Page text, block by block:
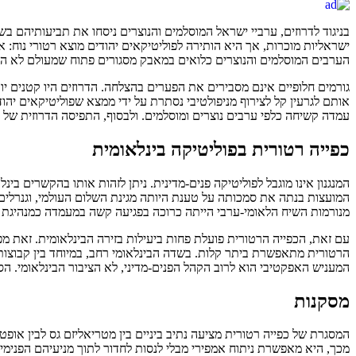
בניגוד לדרוזים, ערביי ישראל המוסלמים והנוצרים ניסחו את
ישראליות מוכרות, אך היא הותירה לפוליטיקאים יהודים מוצא רטורי נוח:
הערבים המוסלמים והנוצרים כלואים במאבק מסגורים פתוח שמעולם לא
גורמים חלופיים אינם מסבירים את הפערים בהצלחה. הדרוזים היו
עמדה קשיחה כלפי ערבים נוצרים ומוסלמים. ולבסוף, התפיסה הדרוזית של taqiyya, אמנות ההסתרה, אינה מסבירה דפוסי התנהגות אלה אלא רק מתארת אותם בדיעבד.
כפייה רטורית בפוליטיקה בינלאומית
המנגנון אינו מוגבל לפוליטיקה פנים-מדינית. ניתן לזהות אותו בהקשרים
מנורמות השיח הלאומי-ערבי הייתה כרוכה בפגיעה קשה במעמדה
עם זאת, הכפייה הרטורית פועלת פחות ביעילות בזירה הבינלאומית. זאת
הרטורית מתאפשרת ביתר קלות. בשדה הבינלאומי רחב, במיוחד בין קבוצות
המעניש האפקטיבי הוא לרוב הקהל הפנים-מדיני, לא הציבור
מסקנות
המסגרת של כפייה רטורית מציעה נתיב ביניים בין מטריאליזם גס לבין
מכך, היא מאפשרת ניתוח אמפירי מבלי לנסות לחדור לתוך מניעיהם